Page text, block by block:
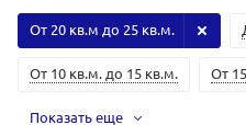
От 10 кв.м. до 15 кв.м. От
От 20 кв.м до 25 кв.м.
Показать еще